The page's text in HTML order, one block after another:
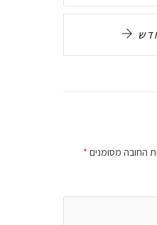
החובה מסומנים *